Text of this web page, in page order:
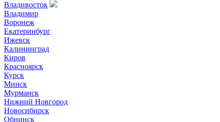
Владивосток
Владимир
Воронеж
Екатеринбург
Ижевск
Калининград
Киров
Красноярск
Курск
Минск
Мурманск
Нижний Новгород
Новосибирск
Обнинск